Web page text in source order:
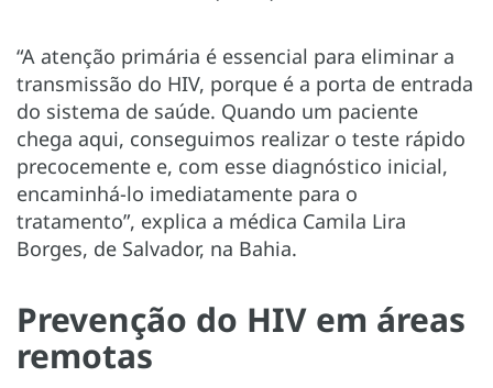
“A atenção primária é essencial para eliminar a
transmissão do HIV, porque é a porta de entrada
do sistema de saúde. Quando um paciente
chega aqui, conseguimos realizar o teste rápido
precocemente e, com esse diagnóstico inicial,
encaminhá-lo imediatamente para o
tratamento”, explica a médica Camila Lira
Borges, de Salvador, na Bahia.
Prevenção do HIV em áreas
remotas